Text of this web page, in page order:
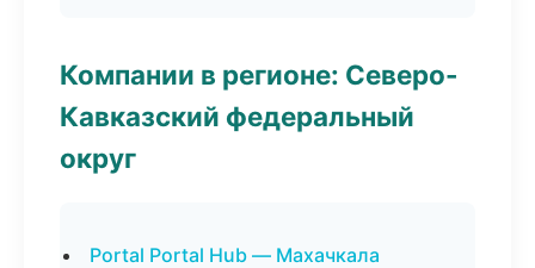
Компании в регионе: Северо-
Кавказский федеральный
округ
Portal Portal Hub — Махачкала